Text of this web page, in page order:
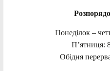
Понеділок –
П’ятниця:
Обідня